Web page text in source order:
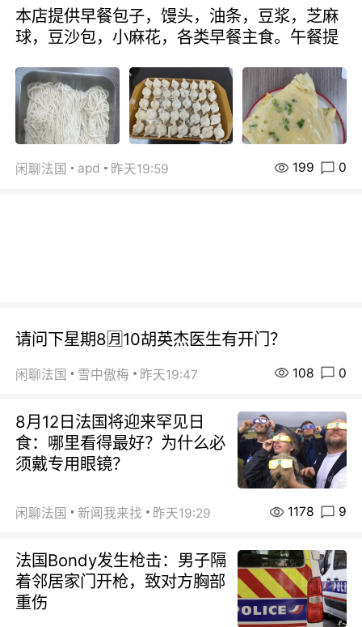
本店提供早餐包子，馒头，油条，豆浆，芝麻
球，豆沙包，小麻花，各类早餐主食。午餐提
闲聊法国 apd 昨天19:59 199 0
请问下星期8🈷️10胡英杰医生有开门？
闲聊法国 雪中傲梅 昨天19:47 108 0
8月12日法国将迎来罕见日
食：哪里看得最好？为什么必
须戴专用眼镜？
闲聊法国 新闻我来找 昨天19:29 1178 9
法国Bondy发生枪击：男子隔
着邻居家门开枪，致对方胸部
重伤